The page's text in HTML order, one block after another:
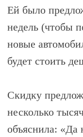
Ей было
недель (чтобы
новые
будет стоить
Скидку
несколько
объяснила: «Да